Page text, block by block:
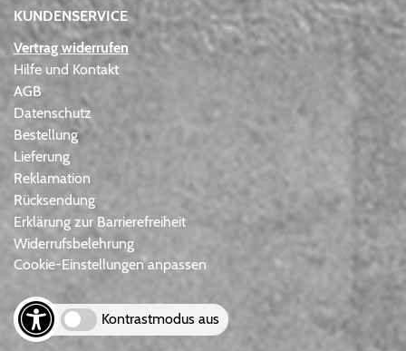
KUNDENSERVICE
Vertrag widerrufen
Hilfe und Kontakt
AGB
Datenschutz
Bestellung
Lieferung
Reklamation
Rücksendung
Erklärung zur Barrierefreiheit
Widerrufsbelehrung
Cookie-Einstellungen anpassen
Kontrastmodus aus